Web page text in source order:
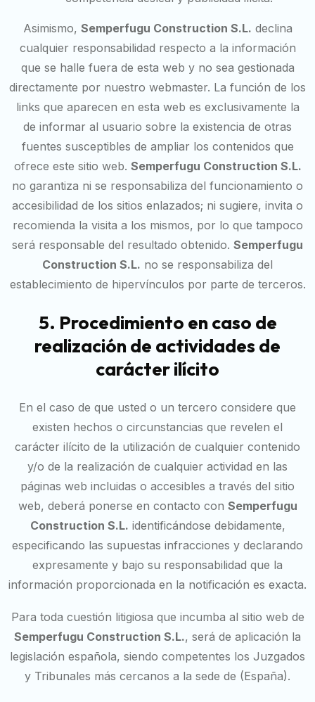
Asimismo, Semperfugu Construction S.L. declina
cualquier responsabilidad respecto a la información
que se halle fuera de esta web y no sea gestionada
directamente por nuestro webmaster. La función de los
links que aparecen en esta web es exclusivamente la
de informar al usuario sobre la existencia de otras
fuentes susceptibles de ampliar los contenidos que
ofrece este sitio web. Semperfugu Construction S.L.
no garantiza ni se responsabiliza del funcionamiento o
accesibilidad de los sitios enlazados; ni sugiere, invita o
recomienda la visita a los mismos, por lo que tampoco
será responsable del resultado obtenido. Semperfugu
Construction S.L. no se responsabiliza del
establecimiento de hipervínculos por parte de terceros.
5. Procedimiento en caso de
realización de actividades de
carácter ilícito
En el caso de que usted o un tercero considere que
existen hechos o circunstancias que revelen el
carácter ilícito de la utilización de cualquier contenido
y/o de la realización de cualquier actividad en las
páginas web incluidas o accesibles a través del sitio
web, deberá ponerse en contacto con Semperfugu
Construction S.L. identificándose debidamente,
especificando las supuestas infracciones y declarando
expresamente y bajo su responsabilidad que la
información proporcionada en la notificación es exacta.
Para toda cuestión litigiosa que incumba al sitio web de
Semperfugu Construction S.L., será de aplicación la
legislación española, siendo competentes los Juzgados
y Tribunales más cercanos a la sede de (España).